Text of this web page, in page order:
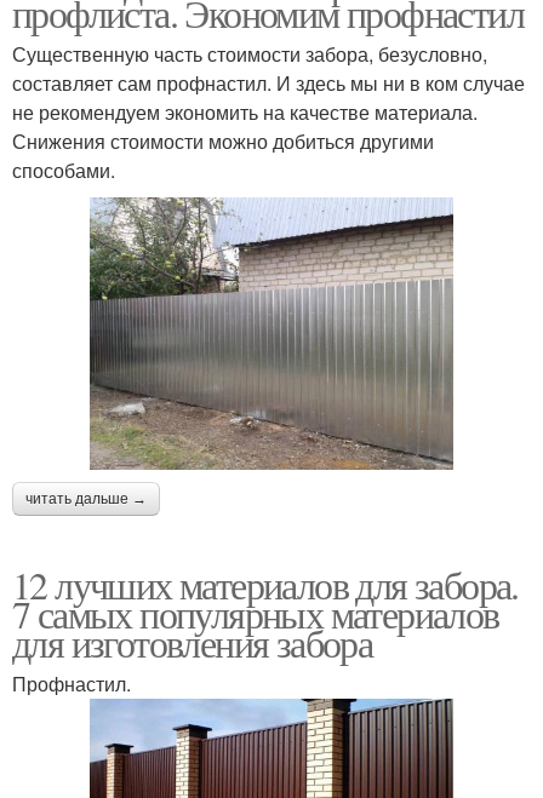
профлиста. Экономим профнастил
Существенную часть стоимости забора, безусловно,
составляет сам профнастил. И здесь мы ни в ком случае
не рекомендуем экономить на качестве материала.
Снижения стоимости можно добиться другими
способами.
читать дальше →
12 лучших материалов для забора.
7 самых популярных материалов
для изготовления забора
Профнастил.